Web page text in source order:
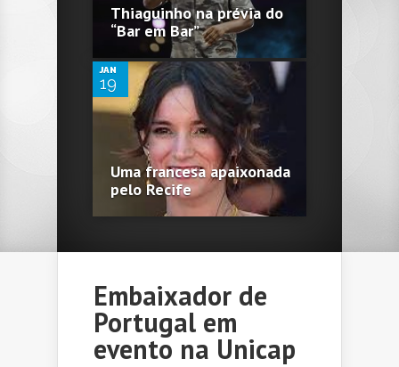
Thiaguinho na prévia do
“Bar em Bar”
JAN
19
0
Uma francesa apaixonada
pelo Recife
Embaixador de
Portugal em
evento na Unicap